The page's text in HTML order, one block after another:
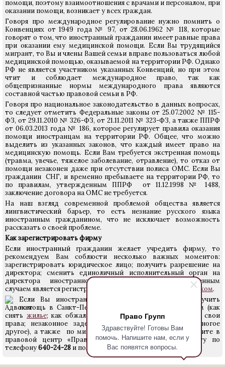
Право Групп
Здравствуйте! Готовы Вам
помочь. Напишите нам, если у
Вас появятся вопросы.
помощи, поэтому взаимоотношения с врачами и персоналом, при
оказании помощи, возникает у всех граждан.
Говоря про международное регулирование нужно помнить о
Конвенциях от 1949 года № 97, от 28.06.1962 № 118, которые
говорят о том, что иностранный гражданин имеет равные права
при оказании ему медицинской помощи. Если Вы трудящийся
мигрант, то Вы и члены Вашей семьи вправе пользоваться любой
медицинской помощью, оказываемой на территории РФ. Однако
РФ не является участником указанных Конвенций, но при этом
чтит и соблюдает международное право, так как
общепризнанные нормы международного права являются
составной частью правовой семьи в РФ.
Говоря про национальное законодательство в данных вопросах,
то следует отметить Федеральные законы от 25.07.2002 № 115-
ФЗ, от 29.11.2010 № 326-ФЗ, от 21.11.2011 № 323-ФЗ, а также ППРФ
от 06.03.2013 года № 186, которое регулирует правила оказания
помощи иностранцам на территории РФ. Общее, что можно
выделить из указанных законов, что каждый имеет право на
медицинскую помощь. Если Вам требуется экстренная помощь
(травма, увечье, тяжелое заболевание, отравление), то отказ от
помощи незаконен даже при отсутствии полиса ОМС. Если Вы
гражданин СНГ, и временно пребываете на территории РФ, то
по правилам, утвержденным ППРФ от 11.12.1998 № 1488,
заключение договора на ОМС не требуется.
На наш взгляд современной проблемой общества является
лингвистический барьер, то есть незнание русского языка
иностранным гражданином, что не исключает возможность
рассказать о своей проблеме.
Как зарегистрировать фирму
Если иностранный гражданин желает учредить фирму, то
рекомендуем Вам соблюсти несколько важных моментов:
зарегистрировать юридическое лицо; получить разрешение на
директора; сменить единоличный исполнительный орган на
директора иностранного гражданина. Распространенным
случаем является регистрация
ООО с иностранным участником.
Если Вы иностранный гражданин и желаете получить
помощь в Санкт-Петербурге по различным вопросам (как
снять жилье; как обжаловать отказУФМС; как защитить свои
права; незаконное задержание органами полиции и многое
другое), а также по миграционным вопросам, то приходите в
правовой центр «Право Групп» или позвоните юристу по
телефону640-24-28 и получите консультацию.